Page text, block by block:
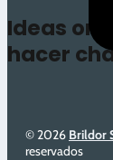
Ideas
hacer
© 2026 Brildor
reservados